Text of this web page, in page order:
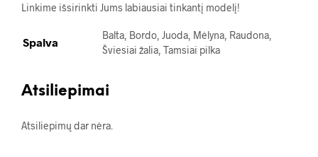
Linkime išsirinkti Jums labiausiai tinkantį modelį!
Spalva
Balta, Bordo, Juoda, Mėlyna, Raudona,
Šviesiai žalia, Tamsiai pilka
Atsiliepimai
Atsiliepimų dar nėra.